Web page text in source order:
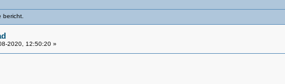
2020, 12:50:20 »